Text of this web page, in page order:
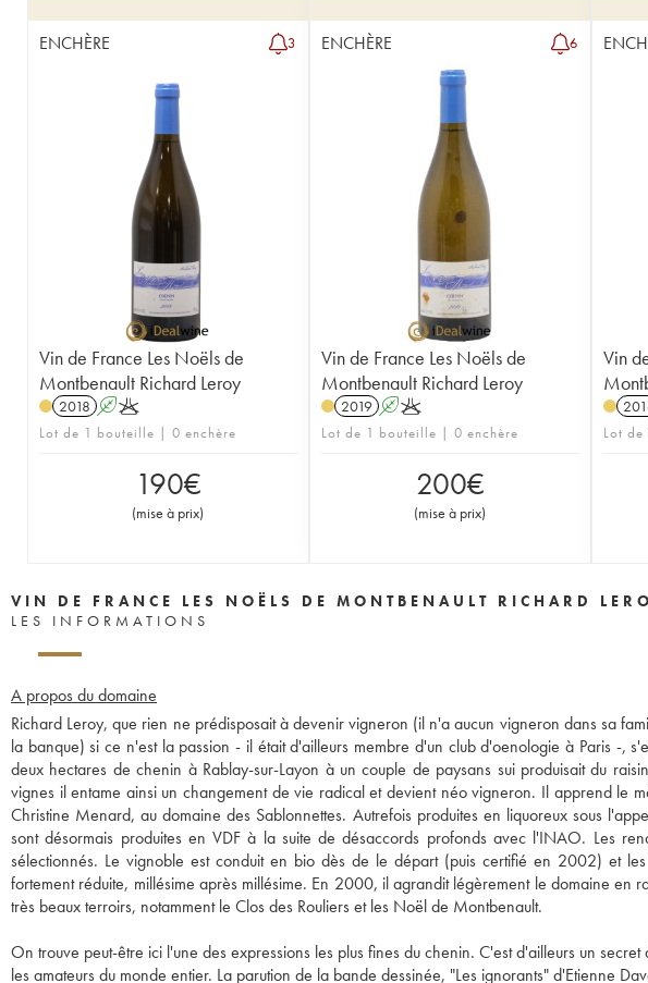
ENCHÈRE 3
Vin de France Les Noëls de
Montbenault Richard Leroy
2018 AK
Lot de 1 bouteille | 0 enchère
190€
(mise à prix)
ENCHÈRE 6
Vin de France Les Noëls de
Montbenault Richard Leroy
2019 AK
Lot de 1 bouteille | 0 enchère
200€
(mise à prix)
Vin
Lot
VIN DE FRANCE LES NOËLS DE MONTBENAULT RICHARD
LES INFORMATIONS
A propos du domaine
Richard Leroy, que rien ne prédisposait à devenir vigneron (il n'a aucun vigneron dans sa
la banque) si ce n'est la passion - il était d'ailleurs membre d'un club d'oenologie à Paris -,
deux hectares de chenin à Rablay-sur-Layon à un couple de paysans sui produisait du
vignes il entame ainsi un changement de vie radical et devient néo vigneron. Il apprend le
Christine Menard, au domaine des Sablonnettes. Autrefois produites en liquoreux sous
sont désormais produites en VDF à la suite de désaccords profonds avec l'INAO. Les
sélectionnés. Le vignoble est conduit en bio dès de le départ (puis certifié en 2002) et
fortement réduite, millésime après millésime. En 2000, il agrandit légèrement le domaine en
très beaux terroirs, notamment le Clos des Rouliers et les Noël de Montbenault.
On trouve peut-être ici l'une des expressions les plus fines du chenin. C'est d'ailleurs un
les amateurs du monde entier. La parution de la bande dessinée, "Les ignorants" d'Etienne